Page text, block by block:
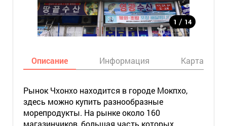
1 / 14
Описание Информация Карта
Рынок Чхонхо находится в городе Мокпхо,
здесь можно купить разнообразные
морепродукты. На рынке около 160
магазинчиков, большая часть которых